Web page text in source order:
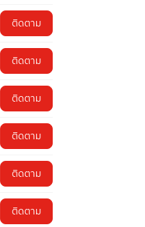
ติดตาม
ติดตาม
ติดตาม
ติดตาม
ติดตาม
ติดตาม